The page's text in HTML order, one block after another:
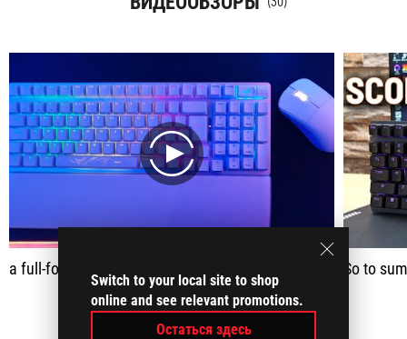
Switch to your local site to shop
online and see relevant promotions.
Остаться здесь
play
a full-format mechanical keyboard with a premium design and sublime experience So to sum it up - this is the so-called 96% format,
ПОКАЗАТЬ ВСЕ